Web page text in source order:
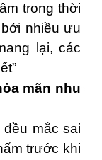
trong thời
nhiều ưu
lại, các
mãn nhu
mắc sai
trước khi